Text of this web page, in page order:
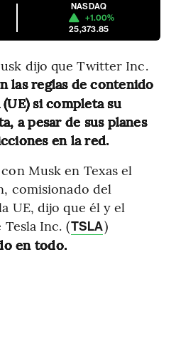
NASDAQ
+1.00%
25,373.85
dijo que Twitter Inc.
las reglas de contenido
si completa su
a pesar de sus planes
en la red.
Musk en Texas el
comisionado del
UE, dijo que él y el
Inc. (TSLA)
en todo.